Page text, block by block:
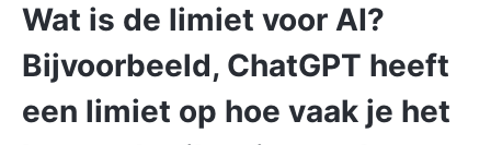
Wat is de limiet voor AI?
Bijvoorbeeld, ChatGPT heeft
een limiet op hoe vaak je het